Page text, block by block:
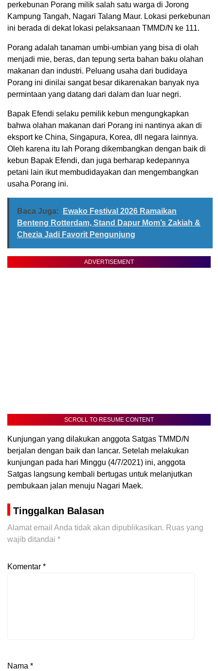
perkebunan Porang milik salah satu warga di Jorong
Kampung Tangah, Nagari Talang Maur. Lokasi perkebunan
ini berada di dekat lokasi pelaksanaan TMMD/N ke 111.
Porang adalah tanaman umbi-umbian yang bisa di olah
menjadi mie, beras, dan tepung serta bahan baku olahan
makanan dan industri. Peluang usaha dari budidaya
Porang ini dinilai sangat besar dikarenakan banyak nya
permintaan yang datang dari dalam dan luar negri.
Bapak Efendi selaku pemilik kebun mengungkapkan
bahwa olahan makanan dari Porang ini nantinya akan di
eksport ke China, Singapura, Korea, dll negara lainnya.
Oleh karena itu lah Porang dikembangkan dengan baik di
kebun Bapak Efendi, dan juga berharap kedepannya
petani lain ikut membudidayakan dan mengembangkan
usaha Porang ini.
Baca Juga:
Ewako Festival 2026 Ramaikan
Benteng Rotterdam, Stand Dapur Mom’s Zakiah &
Chezia Jadi Favorit Pengunjung
ADVERTISEMENT
SCROLL TO RESUME CONTENT
Kunjungan yang dilakukan anggota Satgas TMMD/N
berjalan dengan baik dan lancar. Setelah melakukan
kunjungan pada hari Minggu (4/7/2021) ini, anggota
Satgas langsung kembali bertugas untuk melanjutkan
pembukaan jalan menuju Nagari Maek.
Tinggalkan Balasan
Alamat email Anda tidak akan dipublikasikan. Ruas yang
wajib ditandai *
Komentar *
Nama *